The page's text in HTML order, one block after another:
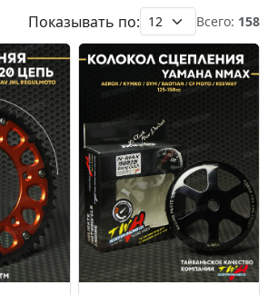
Показывать по: Всего: 158